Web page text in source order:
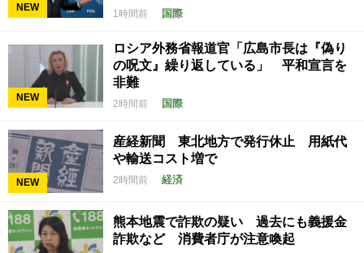
NEW
1時間前 国際
NEW
ロシア外務省報道官「広島市長は『偽り
の呪文』繰り返している」 平和宣言を
非難
2時間前 国際
NEW
産経新聞 東北地方で発行休止 用紙代
や輸送コスト増で
2時間前 経済
熊本地震で詐欺の疑い 過去にも義援金
詐欺など 消費者庁が注意喚起